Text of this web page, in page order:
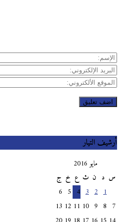
التيار
د ن ث ع خ ج
2
3
4
5
6
8
9
10
11
12
13